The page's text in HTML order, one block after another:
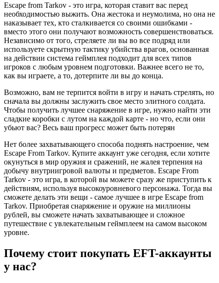
Escape from Tarkov - это игра, которая ставит вас перед
необходимостью выжить. Она жестока и неумолима, но она не
наказывает тех, кто сталкивается со своими ошибками -
вместо этого они получают возможность совершенствоваться.
Независимо от того, стреляете ли вы во все подряд или
используете скрытную тактику убийства врагов, основанная
на действии система геймплея подходит для всех типов
игроков с любым уровнем подготовки. Важнее всего не то,
как вы играете, а то, дотерпите ли вы до конца.
Возможно, вам не терпится войти в игру и начать стрелять, но
сначала вы должны заслужить свое место элитного солдата.
Чтобы получить лучшее снаряжение в игре, нужно найти эти
сладкие коробки с лутом на каждой карте - но что, если они
убьют вас? Весь ваш прогресс может быть потерян
Нет более захватывающего способа поднять настроение, чем
Escape From Tarkov. Купите аккаунт уже сегодня, если хотите
окунуться в мир оружия и сражений, не жалея терпения на
добычу внутриигровой валюты и предметов. Escape From
Tarkov - это игра, в которой вы можете сразу же приступить к
действиям, используя высокоуровневого персонажа. Тогда вы
сможете делать эти вещи - самое лучшее в игре Escape from
Tarkov. Приобретая снаряжение и оружие на миллионы
рублей, вы сможете начать захватывающее и сложное
путешествие с увлекательным геймплеем на самом высоком
уровне.
Почему стоит покупать EFT-аккаунты
у нас?